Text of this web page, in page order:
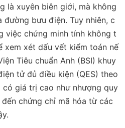
là xuyên biên giới, mà không
bưu điện. Tuy nhiên, c
việc chứng minh tính không t
xem xét dấu vết kiểm toán nế
Tiêu chuẩn Anh (BSI) khuy
tử đủ điều kiện (QES) theo
có giá trị cao như nhượng quy
chứng chỉ mã hóa từ các